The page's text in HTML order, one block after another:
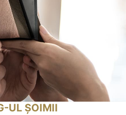
UL ȘOIMII